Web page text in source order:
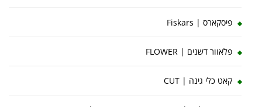
פיסקארס | Fiskars
פלאוור דשנים | FLOWER
קאט כלי גינה | CUT